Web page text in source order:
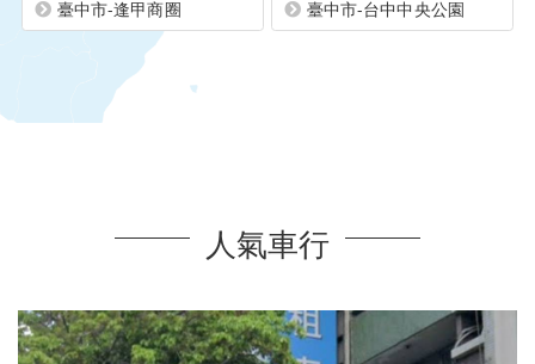
臺中市-逢甲商圈 臺中市-台中中央公園
人氣車行